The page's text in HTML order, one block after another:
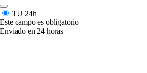
TU 24h
Este campo es obligatorio
Enviado en 24 horas